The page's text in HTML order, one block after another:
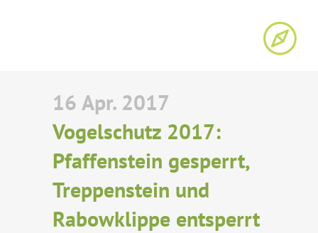
16 Apr. 2017
Vogelschutz 2017:
Pfaffenstein gesperrt,
Treppenstein und
Rabowklippe entsperrt